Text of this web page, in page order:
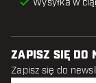
Wysyłka w
ZAPISZ SIĘ DO
Zapisz się do